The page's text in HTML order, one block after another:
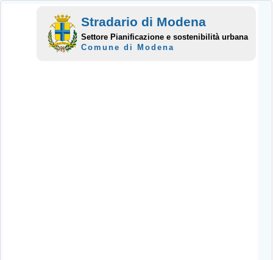
Stradario di Modena
Settore Pianificazione e sostenibilità urbana
Comune di Modena